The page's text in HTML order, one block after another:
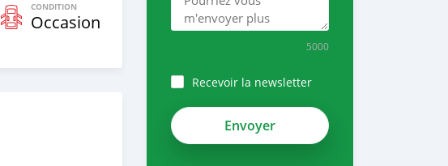
CONDITION
Occasion
5000
Recevoir la newsletter
7jcHyqLx-
bRUjD-
Txg8a